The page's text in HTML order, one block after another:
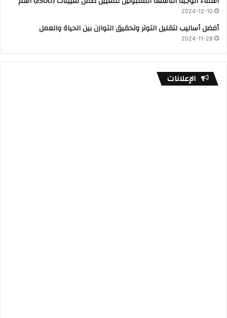
2024-12-10
أفضل أساليب لتقليل التوتر وتحقيق التوازن بين الحياة والعمل
2024-11-28
الإعلانات